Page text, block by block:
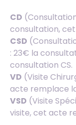
CD
consultation,
CSD
: 23€ la
consultation CS.
VD (Visite
acte remplace
VSD (Visite
visite, cet acte